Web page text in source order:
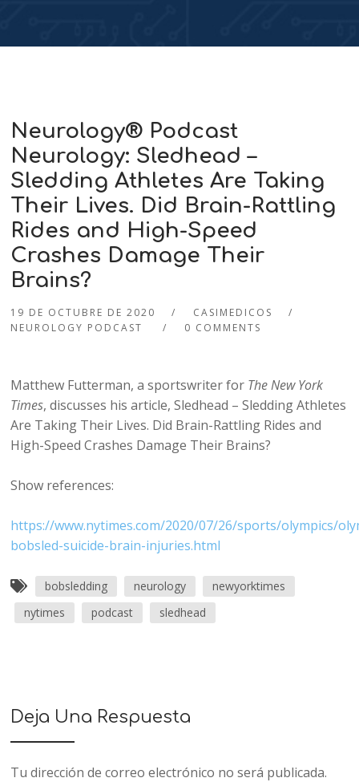
Neurology® Podcast
Neurology: Sledhead –
Sledding Athletes Are Taking
Their Lives. Did Brain-Rattling
Rides and High-Speed
Crashes Damage Their
Brains?
19 DE OCTUBRE DE 2020
CASIMEDICOS
NEUROLOGY PODCAST
0 COMMENTS
Matthew Futterman, a sportswriter for The New York
Times, discusses his article, Sledhead – Sledding Athletes
Are Taking Their Lives. Did Brain-Rattling Rides and
High-Speed Crashes Damage Their Brains?
Show references:
https://www.nytimes.com/2020/07/26/sports/olympics/
bobsled-suicide-brain-injuries.html
bobsledding neurology
newyorktimes
nytimes
podcast sledhead
Deja Una Respuesta
Tu dirección de correo electrónico no será publicada.